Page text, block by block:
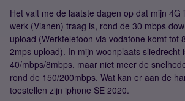
Het valt me de laatste dagen op dat mijn 4G
werk (Vianen) traag is, rond de 30 mbps
upload (Werktelefoon via vodafone komt tot
2mps upload). In mijn woonplaats sliedrecht
40/mbps/8mbps, maar niet meer de
rond de 150/200mbps. Wat kan er aan de
toestellen zijn iphone SE 2020.